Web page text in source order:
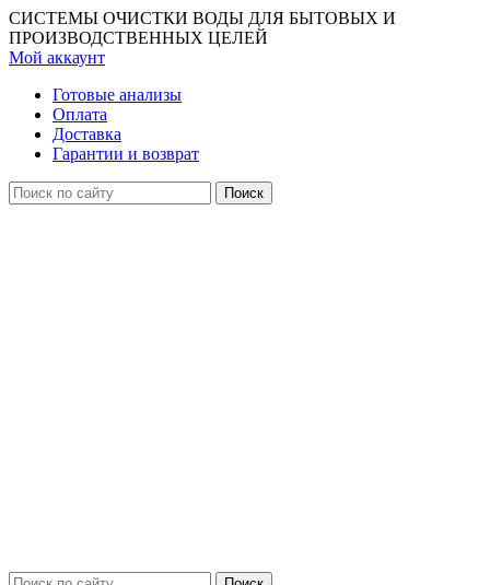
СИСТЕМЫ ОЧИСТКИ ВОДЫ ДЛЯ БЫТОВЫХ И
ПРОИЗВОДСТВЕННЫХ ЦЕЛЕЙ
Мой аккаунт
Готовые анализы
Оплата
Доставка
Гарантии и возврат
Поиск